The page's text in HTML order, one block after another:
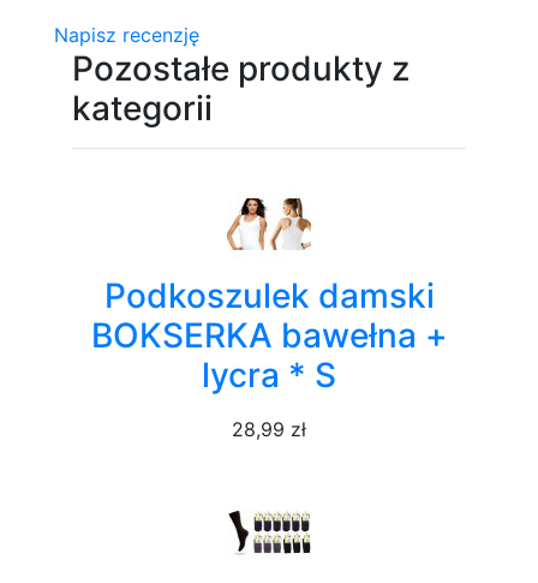
Napisz recenzję
Pozostałe produkty z
kategorii
Podkoszulek damski
BOKSERKA bawełna +
lycra * S
28,99 zł